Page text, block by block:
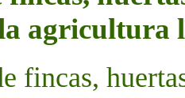
agricultura
fincas,